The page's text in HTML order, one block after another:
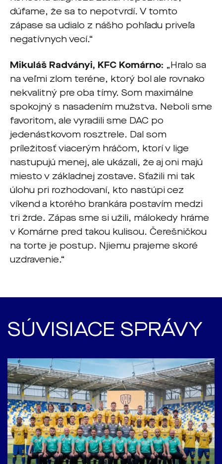
dúfame, že sa to nepotvrdí. V tomto
zápase sa udialo z nášho pohľadu priveľa
negatívnych vecí.“
Mikuláš Radványi, KFC Komárno: „Hralo sa
na veľmi zlom teréne, ktorý bol ale rovnako
nekvalitný pre oba tímy. Som maximálne
spokojný s nasadením mužstva. Neboli sme
favoritom, ale vyradili sme DAC po
jedenástkovom rosztrele. Dal som
príležitosť viacerým hráčom, ktorí v lige
nastupujú menej, ale ukázali, že aj oni majú
miesto v základnej zostave. Sťažili mi tak
úlohu pri rozhodovaní, kto nastúpi cez
víkend a ktorého brankára postavím medzi
tri žrde. Zápas sme si užili, málokedy hráme
v Komárne pred takou kulisou. Čerešničkou
na torte je postup. Njiemu prajeme skoré
uzdravenie.“
SÚVISIACE SPRÁVY